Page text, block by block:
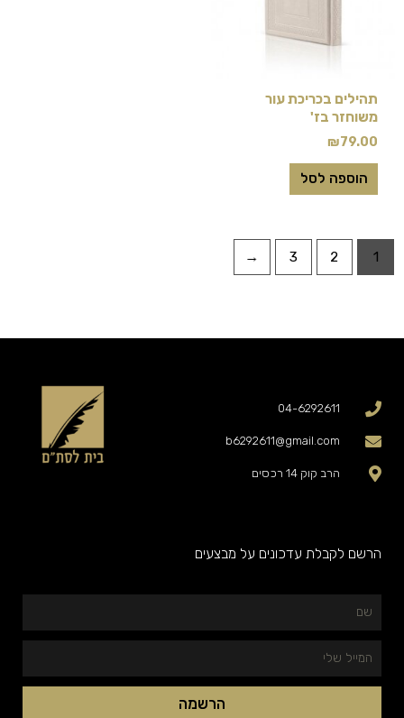
תהילים בכריכת עור
משוחזר בז'
₪79.00
הוספה לסל
1
2
3
←
04-6292611
b6292611@gmail.com
הרב קוק 14 רכסים
הרשם לקבלת עדכונים על מבצעים
הרשמה